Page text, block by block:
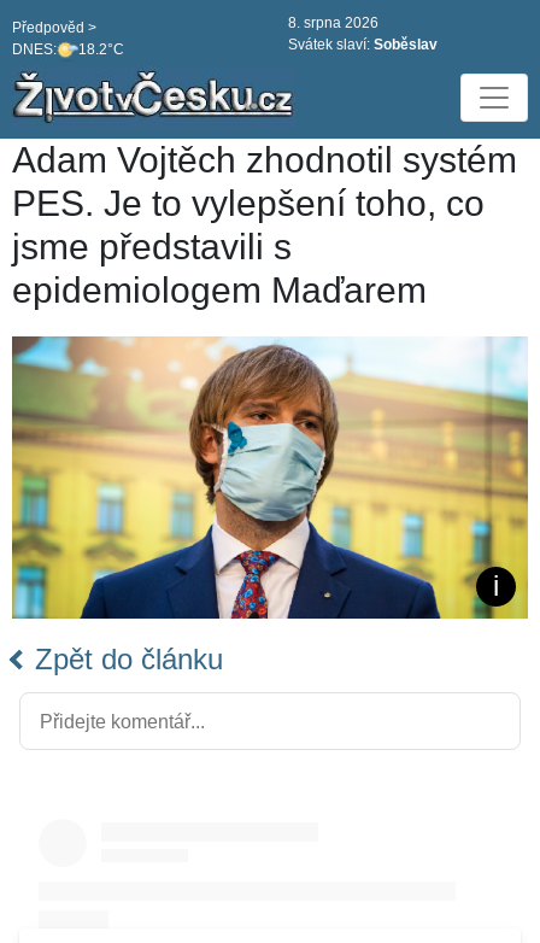
DNES: 18.2°C
Předpověd >
8. srpna 2026
Svátek slaví: Soběslav
Adam Vojtěch zhodnotil systém
PES. Je to vylepšení toho, co
jsme představili s
epidemiologem Maďarem
Zpět do článku